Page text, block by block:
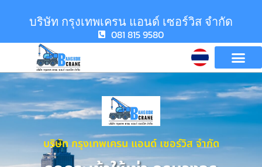
บริษัท กรุงเทพเครน แอนด์ เซอร์วิส จำกัด
081 815 9580
บริษัท กรุงเทพเครน แอนด์ เซอร์วิส จำกัด